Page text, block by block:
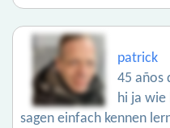
patrick
45 años
hi ja wie
sagen einfach kennen